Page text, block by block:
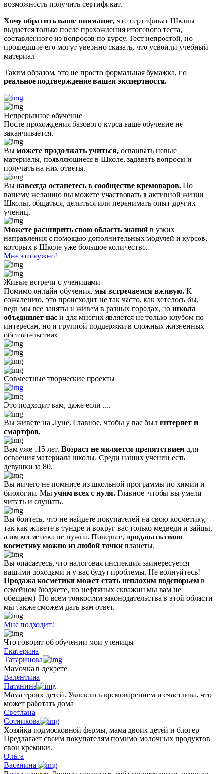
возможность получить сертификат.
Хочу обратить ваше внимание, что сертификат Школы
выдается только после прохождения итогового теста,
составленного из вопросов по курсу. Тест непростой, но
прошедшие его могут увернно сказать, что усвоили учебный
материал!
Таким образом, это не просто формальная бумажка, но
реальное подтверждение вашей экспертности.
Непрерывное обучение
После прохождения базового курса ваше обучение не
заканчивается.
Вы можете продолжать учиться, осваивать новые
материалы, появляющиеся в Школе, задавать вопросы и
получать на них ответы.
Вы навсегда останетесь в сообществе кремоваров. По
вашему желанию вы можете участвовать в активной жизни
Школы, общаться, делиться или перенимать опыт других
учениц.
Можете расширить свою область знаний в узких
направления с помощью дополнительных модулей и курсов,
которых в Школе уже большое количество.
Мне это нужно!
Живые встречи с ученицами
Помимо онлайн обучения, мы встречаемся вживую. К
сожалению, это происходит не так часто, как хотелось бы,
ведь мы все заняты и живем в разных городах, но школа
объединяет нас и для многих является не только клубом по
интересам, но и группой поддержки в сложных жизненных
обстоятельствах.
Совместные творческие проекты
Это подходит вам, даже если ....
Вы живете на Луне. Главное, чтобы у вас был интернет и
смартфон.
Вам уже 115 лет. Возраст не является препятствием для
освоения материала школы. Среди наших учениц есть
девушки за 80.
Вы ничего не помните из школьной программы по химии и
биологии. Мы учим всех с нуля. Главное, чтобы вы умели
читать и слушать.
Вы боитесь, что не найдете покупателей на свою косметику,
так как живете в тундре и вокруг вас только медведи и зайцы,
а им косметика не нужна. Поверьте, продавать свою
косметику можно из любой точки планеты.
Вы опасаетесь, что налоговая инспекция заинересуется
вашими доходами и у вас будут проблемы. Не волнуйтесь!
Продажа косметики может стать неплохим подспорьем в
семейном бюджете, но нефтяных скважин мы вам не
обещаем). По всем тонкостям законодательства в этой области
мы также сможем дать вам ответ.
Мне подходит!
Что говорят об обучении мои ученицы
Екатерина
Татаринова
Мамочка в декрете
Валентина
Патанина
Мама троих детей. Увлеклась кремоварением и счастлива, что
может работать дома
Светлана
Сотникова
Хозяйка подмосковной фермы, мама двоих детей и блогер.
Предлагает своим покупателям помимо молочных продуктов
свои кремики.
Ольга
Васенина